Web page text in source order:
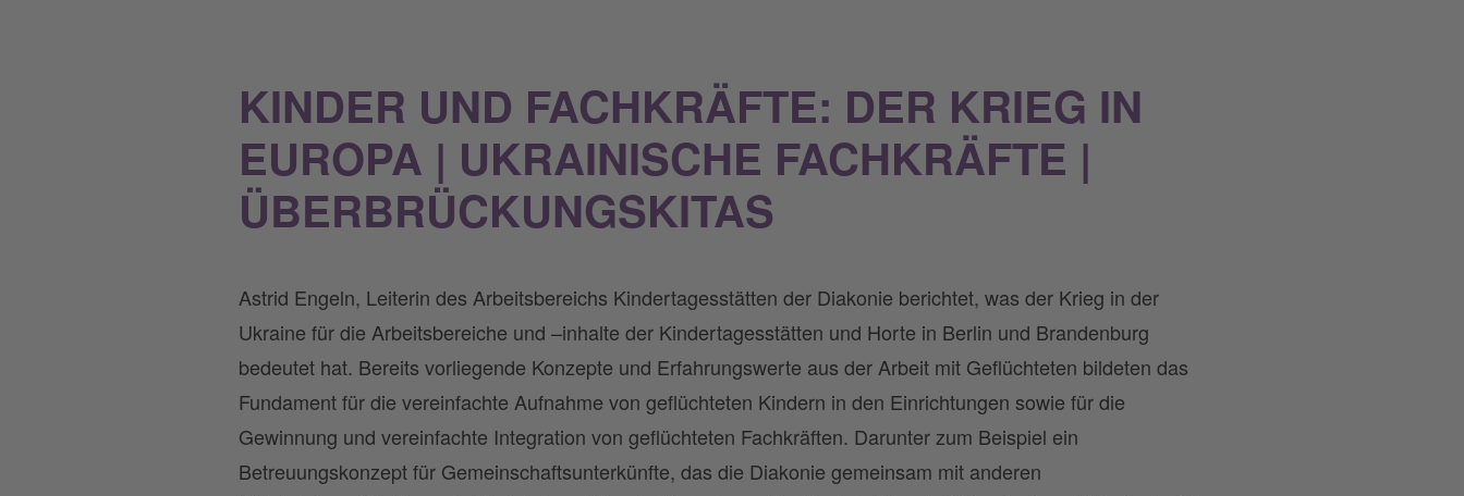
KINDER UND FACHKRÄFTE: DER KRIEG IN
EUROPA | UKRAINISCHE FACHKRÄFTE |
ÜBERBRÜCKUNGSKITAS
Astrid Engeln, Leiterin des Arbeitsbereichs Kindertagesstätten der Diakonie berichtet, was der Krieg in der
Ukraine für die Arbeitsbereiche und –inhalte der Kindertagesstätten und Horte in Berlin und Brandenburg
bedeutet hat. Bereits vorliegende Konzepte und Erfahrungswerte aus der Arbeit mit Geflüchteten bildeten das
Fundament für die vereinfachte Aufnahme von geflüchteten Kindern in den Einrichtungen sowie für die
Gewinnung und vereinfachte Integration von geflüchteten Fachkräften. Darunter zum Beispiel ein
Betreuungskonzept für Gemeinschaftsunterkünfte, das die Diakonie gemeinsam mit anderen